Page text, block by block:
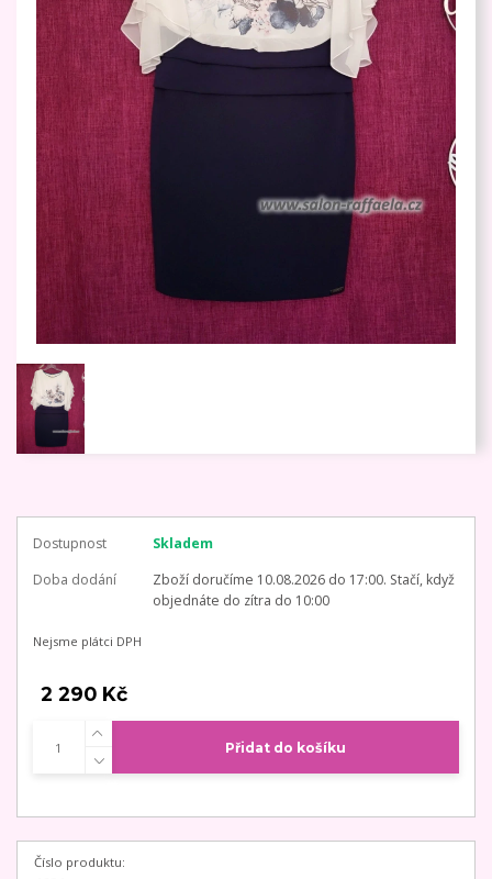
Dostupnost
Skladem
Doba dodání
Zboží doručíme 10.08.2026 do 17:00. Stačí, když
objednáte do zítra do 10:00
Nejsme plátci DPH
2 290 Kč
Přidat do košíku
Číslo produktu: